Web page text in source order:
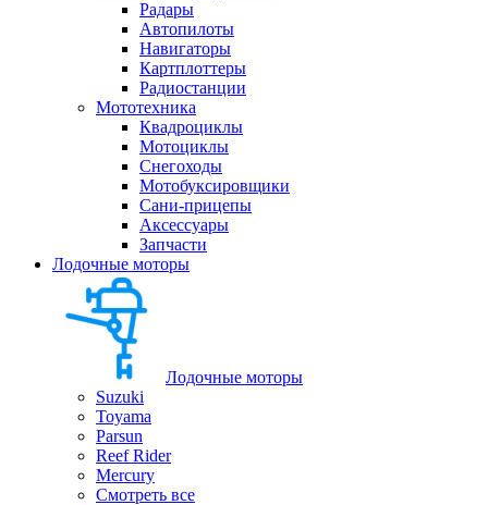
Радары
Автопилоты
Навигаторы
Картплоттеры
Радиостанции
Мототехника
Квадроциклы
Мотоциклы
Снегоходы
Мотобуксировщики
Сани-прицепы
Аксессуары
Запчасти
Лодочные моторы
Лодочные моторы
Suzuki
Toyama
Parsun
Reef Rider
Mercury
Смотреть все